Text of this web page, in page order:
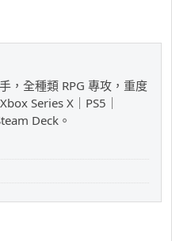
，全種類 RPG 專攻，重度
Series X｜PS5｜
Deck。